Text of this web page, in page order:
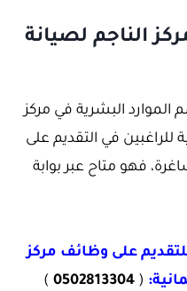
الناجم لصيانة
البشرية في مركز
للراغبين في التقديم على
فهو متاح عبر بوابة
على وظائف مركز
(
0502813304
)